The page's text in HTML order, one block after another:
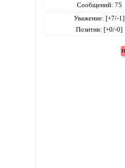
Сообщений: 75
Уважение: [+7/-1]
Позитив: [+0/-0]